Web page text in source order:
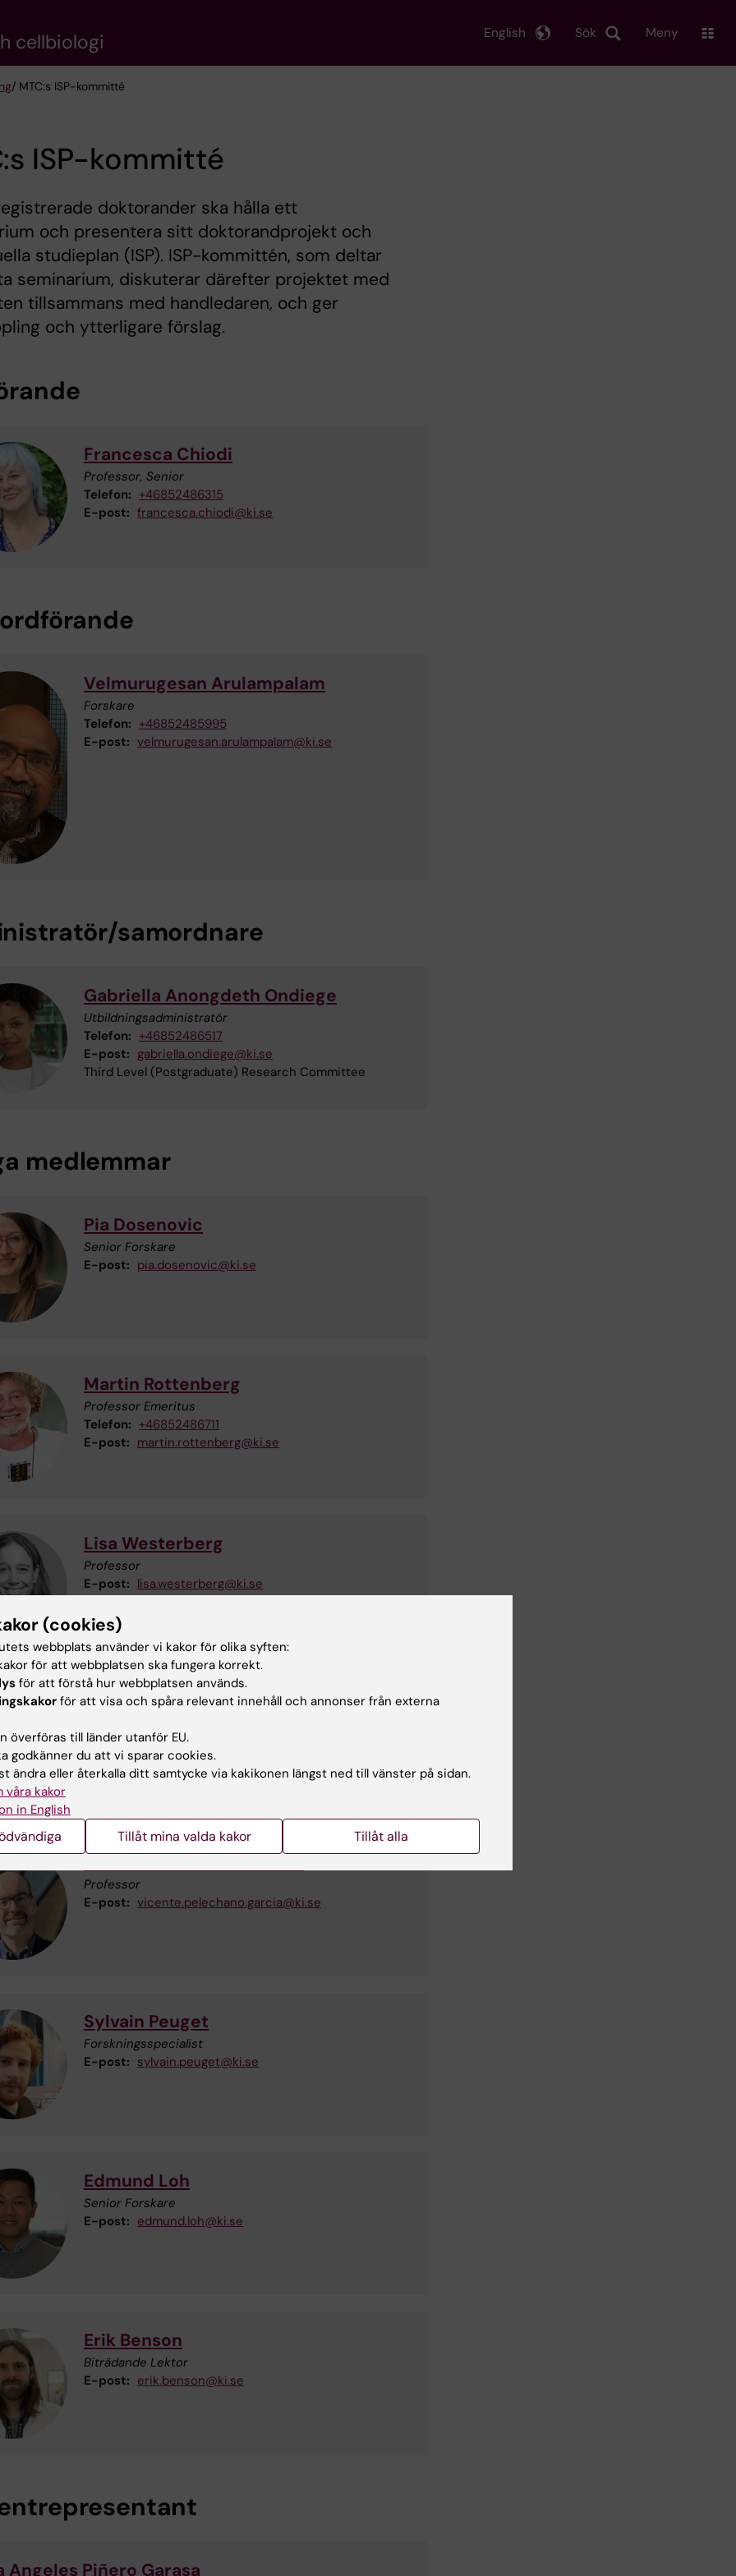
cellbiologi Sök
English Meny
/ MTC:s ISP-kommitté
ISP-kommitté
doktorander ska hålla ett
och presentera sitt doktorandprojekt och
studieplan (ISP). ISP-kommittén, som deltar
seminarium, diskuterar därefter projektet med
tillsammans med handledaren, och ger
och ytterligare förslag.
Francesca Chiodi
Professor, Senior
Telefon: +46852486315
E-post: francesca.chiodi@ki.se
Velmurugesan Arulampalam
Forskare
Telefon: +46852485995
E-post: velmurugesan.arulampalam@ki.se
samordnare
Gabriella Anongdeth Ondiege
Utbildningsadministratör
Telefon: +46852486517
E-post: gabriella.ondiege@ki.se
Third Level (Postgraduate) Research Committee
medlemmar
Pia Dosenovic
Senior Forskare
E-post: pia.dosenovic@ki.se
Martin Rottenberg
Professor Emeritus
Telefon: +46852486711
E-post: martin.rottenberg@ki.se
Lisa Westerberg
Professor
E-post: lisa.westerberg@ki.se
Claudia Kutter
Telefon: +46852482819
E-post: claudia.kutter@ki.se
Professor
E-post: vicente.pelechano.garcia@ki.se
Sylvain Peuget
Forskningsspecialist
E-post: sylvain.peuget@ki.se
Edmund Loh
Senior Forskare
E-post: edmund.loh@ki.se
Erik Benson
Biträdande Lektor
E-post: erik.benson@ki.se
Angeles Piñero Garasa
(cookies)
webbplats använder vi kakor för olika syften:
för att webbplatsen ska fungera korrekt.
för att förstå hur webbplatsen används.
för att visa och spåra relevant innehåll och annonser från externa
överföras till länder utanför EU.
godkänner du att vi sparar cookies.
ändra eller återkalla ditt samtycke via kakikonen längst ned till vänster på sidan.
våra kakor
in English
Tillåt mina valda kakor Tillåt alla